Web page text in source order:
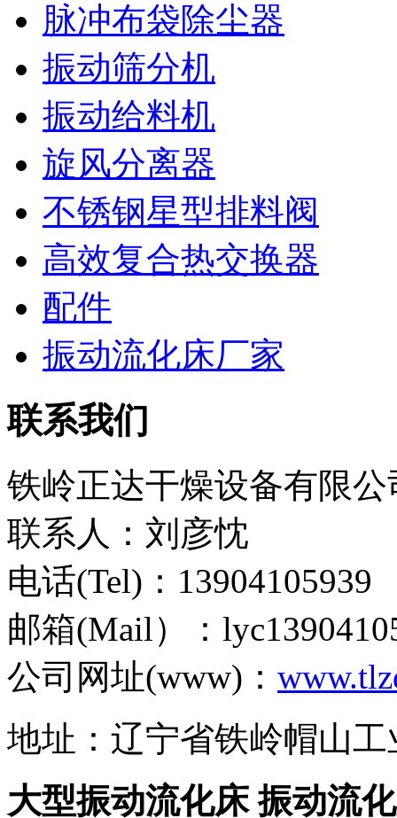
脉冲布袋除尘器
振动筛分机
振动给料机
旋风分离器
不锈钢星型排料阀
高效复合热交换器
配件
振动流化床厂家
联系我们
铁岭正达干燥设备有限公
联系人：刘彦忱
电话(Tel)：13904105939
邮箱(Mail）：
公司网址(www)：
地址：辽宁省铁岭帽山工
大型振动流化床 振动流